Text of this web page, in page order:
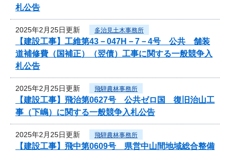
札公告
2025年2月25日更新 多治見土木事務所
【建設工事】工維第43－047H－7－4号 公共 舗装
道補修費（国補正）（翌債）工事に関する一般競争入
札公告
2025年2月25日更新 飛騨農林事務所
【建設工事】飛治第0627号 公共ゼロ国 復旧治山工
事（下嶋）に関する一般競争入札公告
2025年2月25日更新 飛騨農林事務所
【建設工事】飛中第0609号 県営中山間地域総合整備